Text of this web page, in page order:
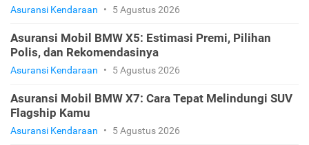
Asuransi Kendaraan • 5 Agustus 2026
Asuransi Mobil BMW X5: Estimasi Premi, Pilihan
Polis, dan Rekomendasinya
Asuransi Kendaraan • 5 Agustus 2026
Asuransi Mobil BMW X7: Cara Tepat Melindungi SUV
Flagship Kamu
Asuransi Kendaraan • 5 Agustus 2026